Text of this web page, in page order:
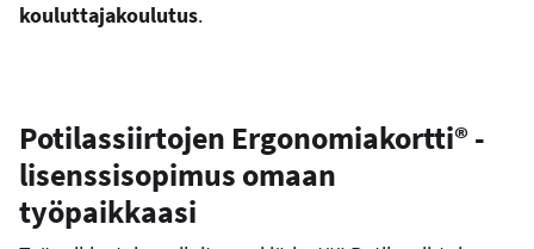
kouluttajakoulutus.
Potilassiirtojen Ergonomiakortti® -
lisenssisopimus omaan
työpaikkaasi